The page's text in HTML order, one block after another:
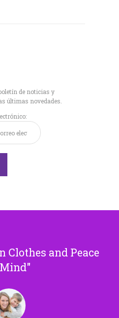
de noticias y
últimas novedades.
Clothes and Peace